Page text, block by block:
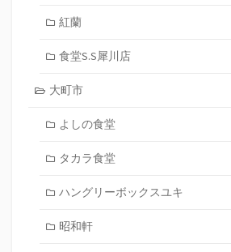
紅蘭
食堂S.S犀川店
大町市
よしの食堂
タカラ食堂
ハングリーボックスユキ
昭和軒